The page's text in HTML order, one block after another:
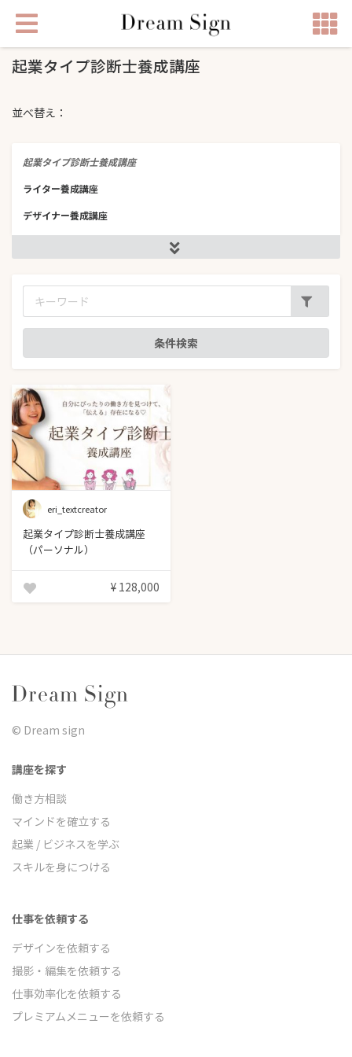
起業タイプ診断士養成講座
並べ替え：
起業タイプ診断士養成講座
ライター養成講座
デザイナー養成講座
eri_textcreator
起業タイプ診断士養成講座
（パーソナル）
¥ 128,000
©︎ Dream sign
講座を探す
働き方相談
マインドを確立する
起業 / ビジネスを学ぶ
スキルを身につける
仕事を依頼する
デザインを依頼する
撮影・編集を依頼する
仕事効率化を依頼する
プレミアムメニューを依頼する